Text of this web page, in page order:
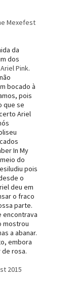
da
dos
Ariel Pink.
bocado à
pois
que se
Ariel
In My
do
pois
o
deu em
o fraco
parte.
encontrava
mostrou
a abanar.
embora
de rosa.